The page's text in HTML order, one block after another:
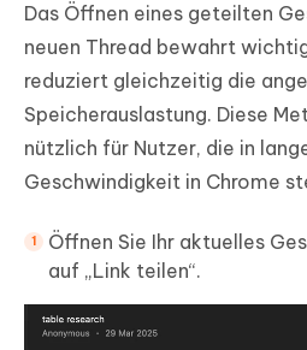
Das Öffnen eines geteilten
neuen Thread bewahrt
reduziert gleichzeitig die
Speicherauslastung. Diese
nützlich für Nutzer, die in
Geschwindigkeit in Chrome
Öffnen Sie Ihr aktuelles
auf „Link teilen“.